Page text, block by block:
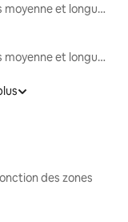
Locations moyenne et longue durée
Locations moyenne et longue durée
des zones